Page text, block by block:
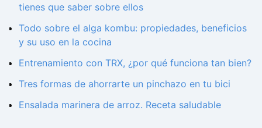
tienes que saber sobre ellos
Todo sobre el alga kombu: propiedades, beneficios
y su uso en la cocina
Entrenamiento con TRX, ¿por qué funciona tan bien?
Tres formas de ahorrarte un pinchazo en tu bici
Ensalada marinera de arroz. Receta saludable